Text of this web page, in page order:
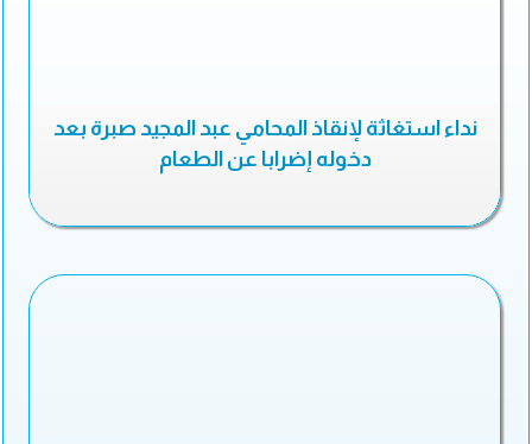
نداء استغاثة لإنقاذ المحامي عبد المجيد صبرة بعد
دخوله إضرابا عن الطعام